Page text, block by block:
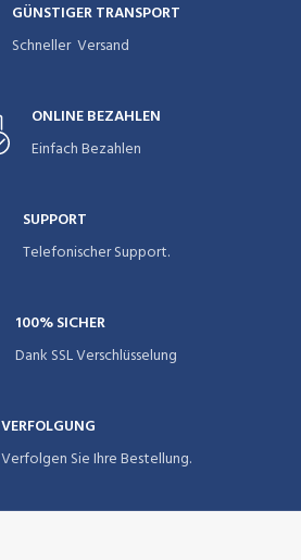
GÜNSTIGER TRANSPORT
Schneller Versand
ONLINE BEZAHLEN
Einfach Bezahlen
SUPPORT
Telefonischer Support.
100% SICHER
Dank SSL Verschlüsselung
VERFOLGUNG
Verfolgen Sie Ihre Bestellung.